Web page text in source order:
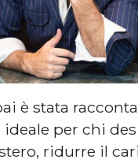
è stata
per chi
ridurre il